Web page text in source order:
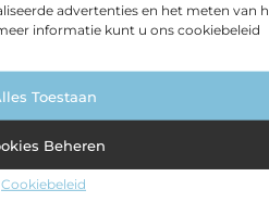
advertenties en het meten van
informatie kunt u ons cookiebeleid
Toestaan
Beheren
Cookiebeleid
al gelezen?
verrassende verhalen
en mis niets. Verken
en blijf altijd op